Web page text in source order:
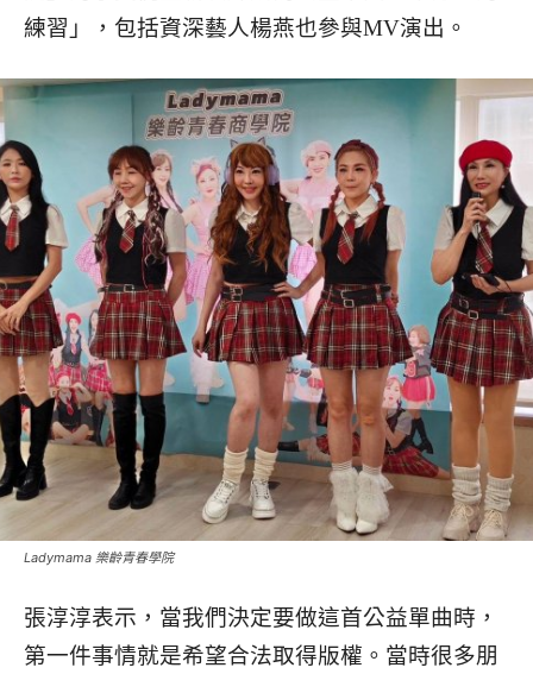
練習」，包括資深藝人楊燕也參與MV演出。
Ladymama 樂齡青春學院
張淳淳表示，當我們決定要做這首公益單曲時，
第一件事情就是希望合法取得版權。當時很多朋